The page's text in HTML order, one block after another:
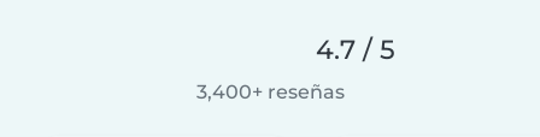
4.7 / 5
3,400+ reseñas